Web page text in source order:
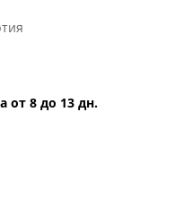
от 8 до 13 дн.